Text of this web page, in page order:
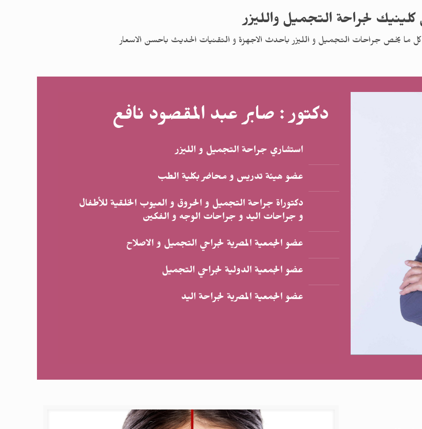
كلينيك لجراحة التجميل والليزر
ما يخص جراحات التجميل و الليزر باحدث الاجهزة و التقنيات الحديث باحسن الاسعار
دكتور : صابر عبد المقصود نافع
استشاري جراحة التجميل و الليزر
عضو هيئة تدريس و محاضر بكلية الطب
دكتوراة جراحة التجميل و الحروق و العيوب الخلقية للأطفال
و جراحات اليد و جراحات الوجه و الفكين
عضو الجمعية المصرية لجراحي التجميل و الاصلاح
عضو الجمعية الدولية لجراحي التجميل
عضو الجمعية المصرية لجراحة اليد